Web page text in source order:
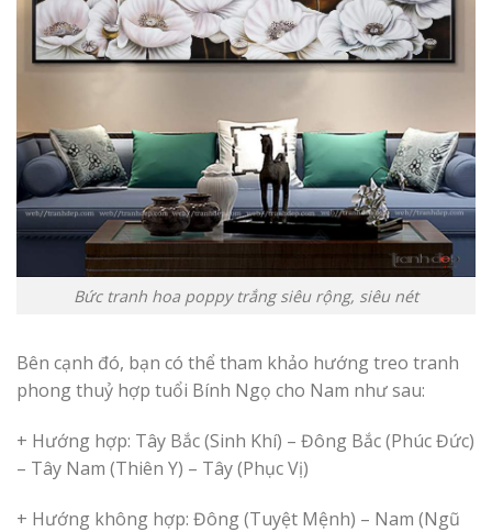
Bức tranh hoa poppy trắng siêu rộng, siêu nét
Bên cạnh đó, bạn có thể tham khảo hướng treo tranh
phong thuỷ hợp tuổi Bính Ngọ cho Nam như sau:
+ Hướng hợp: Tây Bắc (Sinh Khí) – Đông Bắc (Phúc Đức)
– Tây Nam (Thiên Y) – Tây (Phục Vị)
+ Hướng không hợp: Đông (Tuyệt Mệnh) – Nam (Ngũ